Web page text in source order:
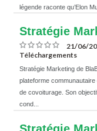
légende raconte qu’Elon
Stratégie
21/06/
Téléchargements
Stratégie Marketing de
plateforme
de covoiturage. Son
cond...